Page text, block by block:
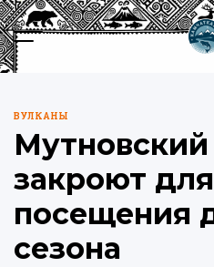
Перейти
к
содержимому
Меню
ОПУБЛИКОВАНО
В
ВУЛКАНЫ
Мутновский
закроют для
посещения
сезона